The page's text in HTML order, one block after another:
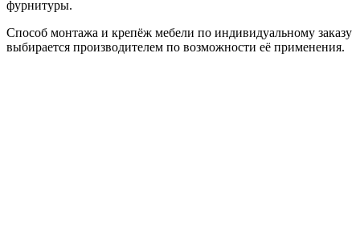
фурнитуры.
Способ монтажа и крепёж мебели по индивидуальному заказу
выбирается производителем по возможности её применения.